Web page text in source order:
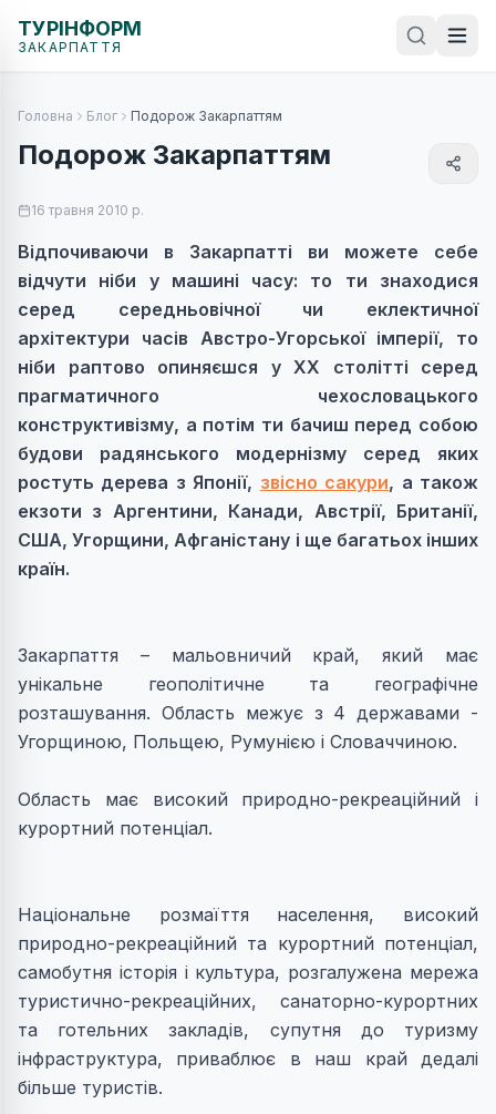
ТУРІНФОРМ
ЗАКАРПАТТЯ
Головна Блог Подорож Закарпаттям
Подорож Закарпаттям
16 травня 2010 р.
Відпочиваючи в Закарпатті ви можете себе
відчути ніби у машині часу: то ти знаходися
серед середньовічної чи еклектичної
архітектури часів Австро-Угорської імперії, то
ніби раптово опиняєшся у ХХ столітті серед
прагматичного чехословацького
конструктивізму, а потім ти бачиш перед собою
будови радянського модернізму серед яких
ростуть дерева з Японії, звісно сакури, а також
екзоти з Аргентини, Канади, Австрії, Британії,
США, Угорщини, Афганістану і ще багатьох інших
країн.
Закарпаття – мальовничий край, який має
унікальне геополітичне та географічне
розташування. Область межує з 4 державами -
Угорщиною, Польщею, Румунією і Словаччиною.
Область має високий природно-рекреаційний і
курортний потенціал.
Національне розмаїття населення, високий
природно-рекреаційний та курортний потенціал,
самобутня історія і культура, розгалужена мережа
туристично-рекреаційних, санаторно-курортних
та готельних закладів, супутня до туризму
інфраструктура, приваблює в наш край дедалі
більше туристів.